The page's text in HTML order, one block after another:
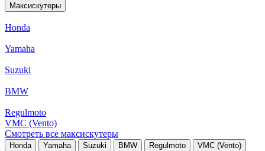
Максискутеры
Honda
Yamaha
Suzuki
BMW
Regulmoto
VMC (Vento)
Смотреть все максискутеры
Honda Yamaha Suzuki BMW Regulmoto VMC (Vento)